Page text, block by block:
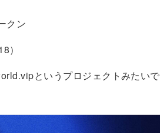
クン
）
というプロジェクトみたいで